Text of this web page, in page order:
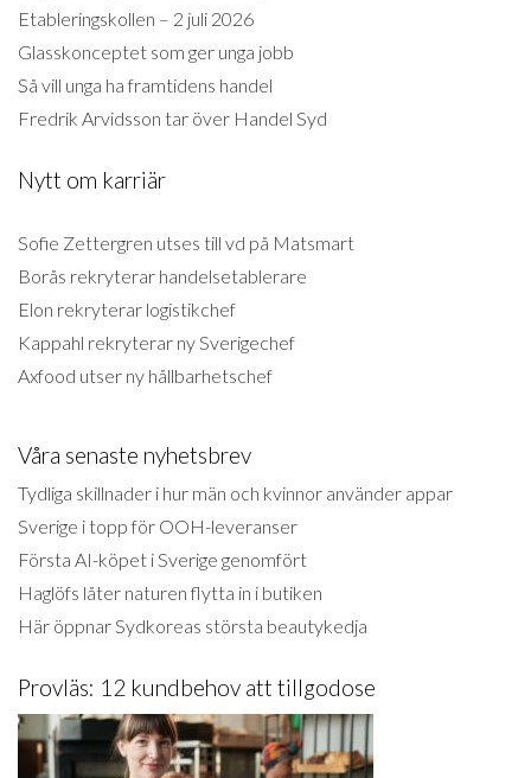
Etableringskollen – 2 juli 2026
Glasskonceptet som ger unga jobb
Så vill unga ha framtidens handel
Fredrik Arvidsson tar över Handel Syd
Nytt om karriär
Sofie Zettergren utses till vd på Matsmart
Borås rekryterar handelsetablerare
Elon rekryterar logistikchef
Kappahl rekryterar ny Sverigechef
Axfood utser ny hållbarhetschef
Våra senaste nyhetsbrev
Tydliga skillnader i hur män och kvinnor använder appar
Sverige i topp för OOH-leveranser
Första AI-köpet i Sverige genomfört
Haglöfs låter naturen flytta in i butiken
Här öppnar Sydkoreas största beautykedja
Provläs: 12 kundbehov att tillgodose